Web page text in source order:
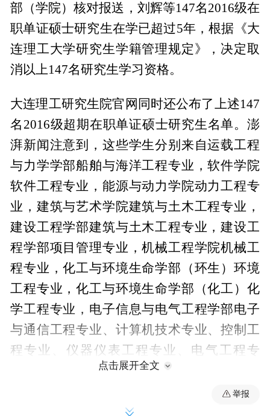
部（学院）核对报送，刘辉等147名2016级在
职单证硕士研究生在学已超过5年，根据《大
连理工大学研究生学籍管理规定》，决定取
消以上147名研究生学习资格。
大连理工研究生院官网同时还公布了上述147
名2016级超期在职单证硕士研究生名单。澎
湃新闻注意到，这些学生分别来自运载工程
与力学学部船舶与海洋工程专业，软件学院
软件工程专业，能源与动力学院动力工程专
业，建筑与艺术学院建筑与土木工程专业，
建设工程学部建筑与土木工程专业，建设工
程学部项目管理专业，机械工程学院机械工
程专业，化工与环境生命学部（环生）环境
工程专业，化工与环境生命学部（化工）化
学工程专业，电子信息与电气工程学部电子
与通信工程专业、计算机技术专业、控制工
程专业、仪器仪表工程专业、电气工程专
业，MPA教育中心公共管理专业、项目管理
点击展开全文
举报